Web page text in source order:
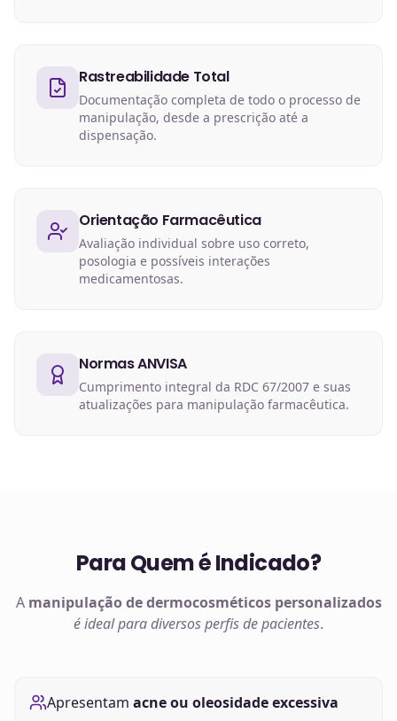
Rastreabilidade Total
Documentação completa de todo o processo de
manipulação, desde a prescrição até a
dispensação.
Orientação Farmacêutica
Avaliação individual sobre uso correto,
posologia e possíveis interações
medicamentosas.
Normas ANVISA
Cumprimento integral da RDC 67/2007 e suas
atualizações para manipulação farmacêutica.
Para Quem é Indicado?
A manipulação dedermocosméticospersonalizados
é ideal para diversos perfis de pacientes.
Apresentam acne ou oleosidade excessiva